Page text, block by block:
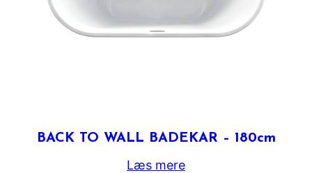
BACK TO WALL BADEKAR – 180cm
Læs mere